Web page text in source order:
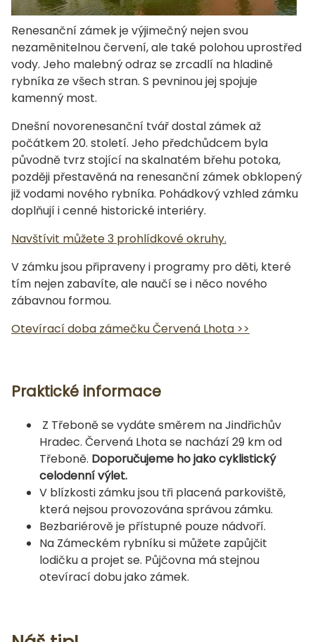
Renesanční zámek je výjimečný nejen svou
nezaměnitelnou červení, ale také polohou uprostřed
vody. Jeho malebný odraz se zrcadlí na hladině
rybníka ze všech stran. S pevninou jej spojuje
kamenný most.
Dnešní novorenesanční tvář dostal zámek až
počátkem 20. století. Jeho předchůdcem byla
původně tvrz stojící na skalnatém břehu potoka,
později přestavěná na renesanční zámek obklopený
již vodami nového rybníka. Pohádkový vzhled zámku
doplňují i cenné historické interiéry.
Navštívit můžete 3 prohlídkové okruhy.
V zámku jsou připraveny i programy pro děti, které
tím nejen zabavíte, ale naučí se i něco nového
zábavnou formou.
Otevírací doba zámečku Červená Lhota >>
Praktické informace
Z Třeboně se vydáte směrem na Jindřichův
Hradec. Červená Lhota se nachází 29 km od
Třeboně. Doporučujeme ho jako cyklistický
celodenní výlet.
V blízkosti zámku jsou tři placená parkoviště,
která nejsou provozována správou zámku.
Bezbariérově je přístupné pouze nádvoří.
Na Zámeckém rybníku si můžete zapůjčit
lodičku a projet se. Půjčovna má stejnou
otevírací dobu jako zámek.